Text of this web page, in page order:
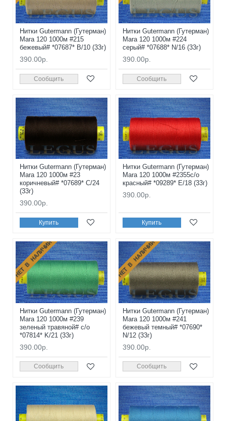
Нитки Gutermann (Гутерман)
Mara 120 1000м #215
бежевый# *07687* B/10 (33г)
390.00р.
Сообщить
Нитки Gutermann (Гутерман)
Mara 120 1000м #224
серый# *07688* N/16 (33г)
390.00р.
Сообщить
Нитки Gutermann (Гутерман)
Mara 120 1000м #23
коричневый# *07689* C/24
(33г)
390.00р.
Купить
Нитки Gutermann (Гутерман)
Mara 120 1000м #2355с/о
красный# *09289* E/18 (33г)
390.00р.
Купить
НЕТ В НАЛИЧИИ
Нитки Gutermann (Гутерман)
Mara 120 1000м #239
зеленый травяной# с/о
*07814* K/21 (33г)
390.00р.
Сообщить
НЕТ В НАЛИЧИИ
Нитки Gutermann (Гутерман)
Mara 120 1000м #241
бежевый темный# *07690*
N/12 (33г)
390.00р.
Сообщить